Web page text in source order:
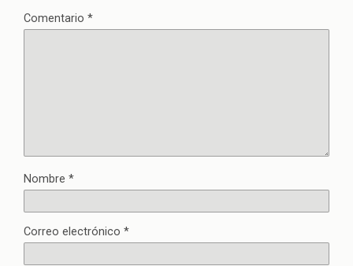
Comentario *
Nombre *
Correo electrónico *